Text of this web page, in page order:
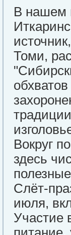
В нашем
Томи,
Вокруг
здесь
Слёт-
июля,
Участие